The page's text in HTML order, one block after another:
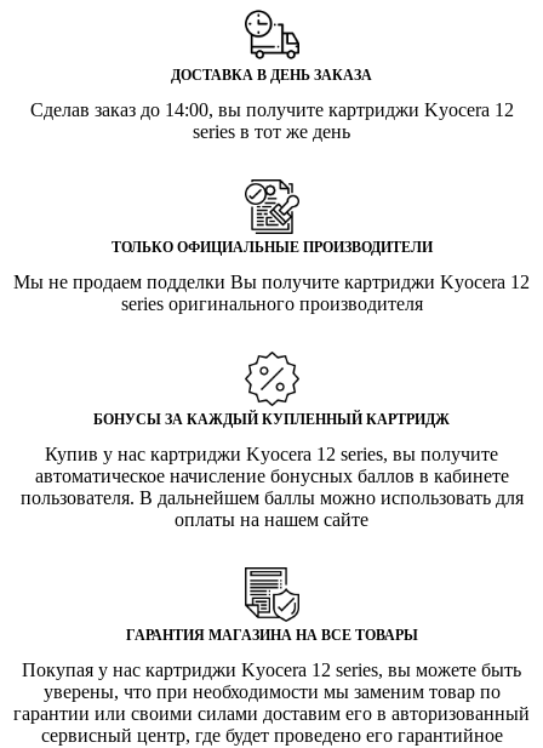
ДОСТАВКА В ДЕНЬ ЗАКАЗА
Сделав заказ до 14:00, вы получите картриджи Kyocera 12
series в тот же день
ТОЛЬКО ОФИЦИАЛЬНЫЕ ПРОИЗВОДИТЕЛИ
Мы не продаем подделки Вы получите картриджи Kyocera 12
series оригинального производителя
БОНУСЫ ЗА КАЖДЫЙ КУПЛЕННЫЙ КАРТРИДЖ
Купив у нас картриджи Kyocera 12 series, вы получите
автоматическое начисление бонусных баллов в кабинете
пользователя. В дальнейшем баллы можно использовать для
оплаты на нашем сайте
ГАРАНТИЯ МАГАЗИНА НА ВСЕ ТОВАРЫ
Покупая у нас картриджи Kyocera 12 series, вы можете быть
уверены, что при необходимости мы заменим товар по
гарантии или своими силами доставим его в авторизованный
сервисный центр, где будет проведено его гарантийное